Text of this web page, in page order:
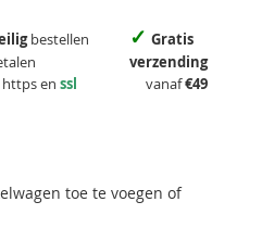
bestellen
en ssl
✓ Gratis
verzending
vanaf€49
toe te voegen of